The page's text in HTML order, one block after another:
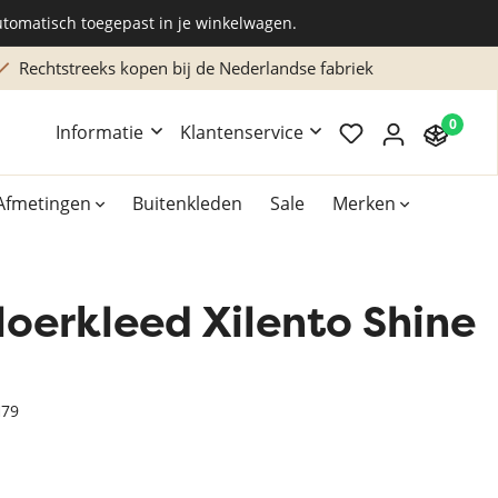
toegepast in je winkelwagen.
Rechtstreeks kopen bij de Nederlandse fabriek
Informatie Klantenservice 0
Buitenkleden Sale Merken
Overig
Accessoires
Xilento Shine